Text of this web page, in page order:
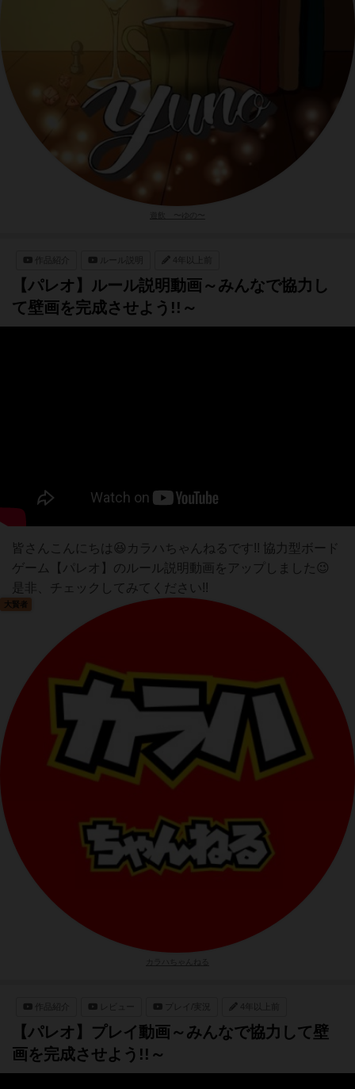
作品紹介 4年以上前
【パレオ】ルール説明動画～みんなで協力し
て壁画を完成させよう!!～
皆さんこんにちは😆カラハちゃんねるです!! 協力型ボード
ゲーム【パレオ】のルール説明動画をアップしました😉
是非、チェックしてみてください!!
大賢者
作品紹介 4年以上前
【パレオ】プレイ動画～みんなで協力して壁
画を完成させよう!!～